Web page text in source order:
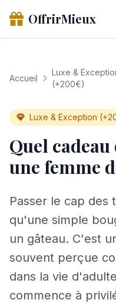
OffrirMieux
Accueil
Luxe &
(+200€)
Luxe & Exception
Quel
une femme
Passer le cap des
qu'une simple
un gâteau. C'est
souvent perçue
dans la vie
commence à